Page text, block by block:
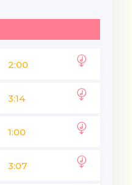
2:00
3:14
1:00
3:07